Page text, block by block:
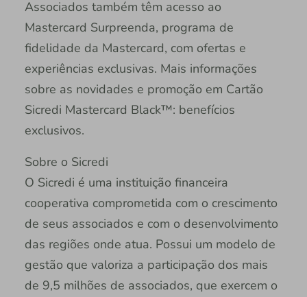
Associados também têm acesso ao
Mastercard Surpreenda, programa de
fidelidade da Mastercard, com ofertas e
experiências exclusivas. Mais informações
sobre as novidades e promoção em Cartão
Sicredi Mastercard Black™: benefícios
exclusivos.
Sobre o Sicredi
O Sicredi é uma instituição financeira
cooperativa comprometida com o crescimento
de seus associados e com o desenvolvimento
das regiões onde atua. Possui um modelo de
gestão que valoriza a participação dos mais
de 9,5 milhões de associados, que exercem o